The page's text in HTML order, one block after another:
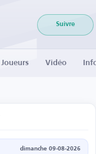
Suivre
Joueurs Vidéo
dimanche 09-08-2026